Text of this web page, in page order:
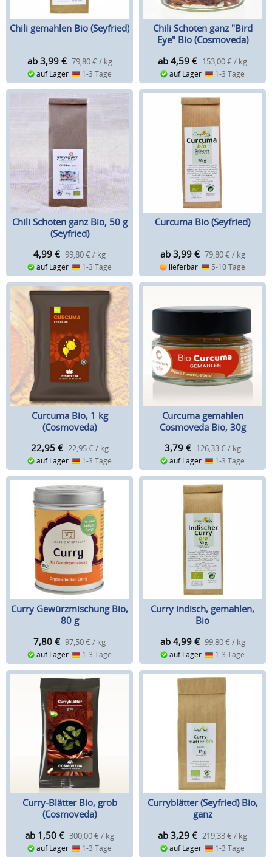
Chili gemahlen Bio (Seyfried)
ab 3,99 € 79,80 € / kg
auf Lager 1-3 Tage
Chili Schoten ganz "Bird
Eye" Bio (Cosmoveda)
ab 4,59 € 153,00 € / kg
auf Lager 1-3 Tage
Chili Schoten ganz Bio, 50 g
(Seyfried)
4,99 € 99,80 € / kg
auf Lager 1-3 Tage
Curcuma Bio (Seyfried)
ab 3,99 € 79,80 € / kg
lieferbar 5-10 Tage
Curcuma Bio, 1 kg
(Cosmoveda)
22,95 € 22,95 € / kg
auf Lager 1-3 Tage
Curcuma gemahlen
Cosmoveda Bio, 30g
3,79 € 126,33 € / kg
auf Lager 1-3 Tage
Curry Gewürzmischung Bio,
80 g
7,80 € 97,50 € / kg
auf Lager 1-3 Tage
Curry indisch, gemahlen,
Bio
ab 4,99 € 99,80 € / kg
auf Lager 1-3 Tage
Curry-Blätter Bio, grob
(Cosmoveda)
ab 1,50 € 300,00 € / kg
auf Lager 1-3 Tage
Curryblätter (Seyfried) Bio,
ganz
ab 3,29 € 219,33 € / kg
auf Lager 1-3 Tage